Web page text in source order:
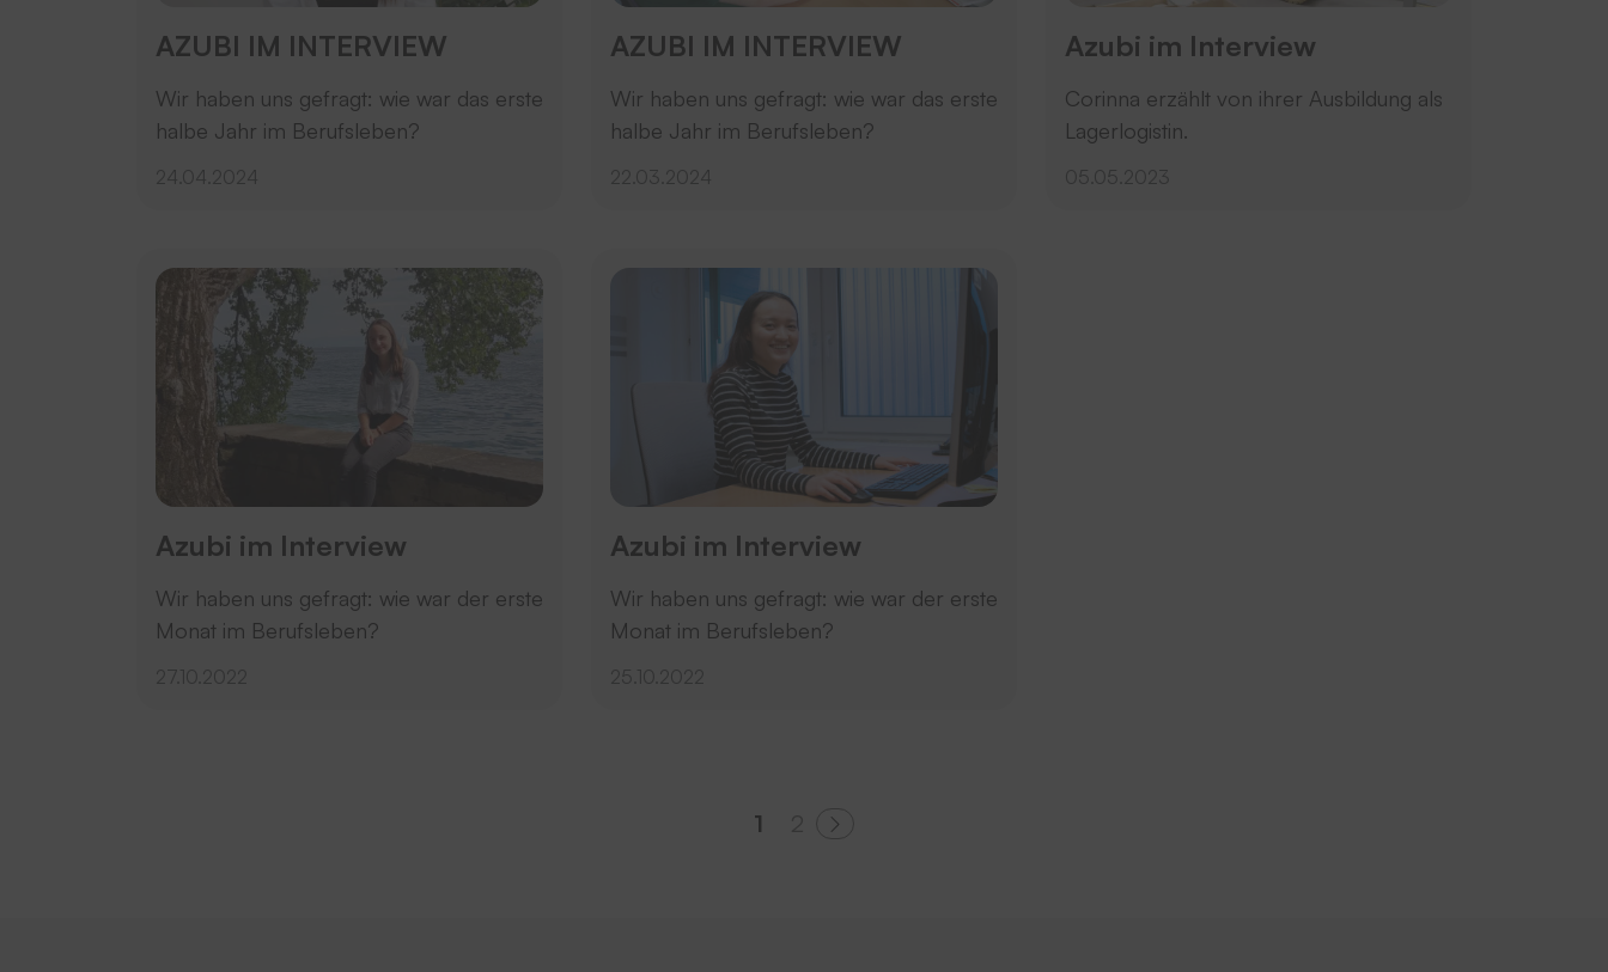
AZUBI IM INTERVIEW
Wir haben uns gefragt: wie war das erste
halbe Jahr im Berufsleben?
24.04.2024
AZUBI IM INTERVIEW
Wir haben uns gefragt: wie war das erste
halbe Jahr im Berufsleben?
22.03.2024
Azubi im Interview
Corinna erzählt von ihrer Ausbildung als
Lagerlogistin.
05.05.2023
Azubi im Interview
Wir haben uns gefragt: wie war der erste
Monat im Berufsleben?
27.10.2022
Azubi im Interview
Wir haben uns gefragt: wie war der erste
Monat im Berufsleben?
25.10.2022
1